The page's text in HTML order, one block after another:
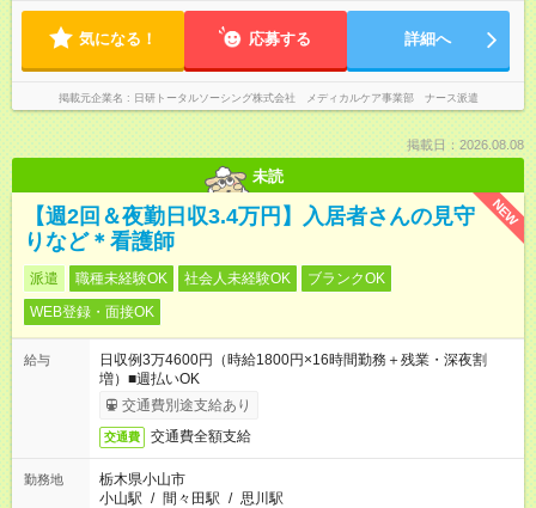
気になる！ 応募する 詳細へ
掲載元企業名 日研トータルソーシング株式会社 メディカルケア事業部 ナース派遣
掲載日：2026.08.08
未読
NEW
【週2回＆夜勤日収3.4万円】入居者さんの見守
りなど＊看護師
派遣 職種未経験OK 社会人未経験OK
ブランクOK
WEB登録・面接OK
給与
日収例3万4600円（時給1800円×16時間勤務＋残業・深夜割
増）■週払いOK
交通費別途支給あり
交通費 交通費全額支給
勤務地
栃木県小山市
小山駅 / 間々田駅 / 思川駅